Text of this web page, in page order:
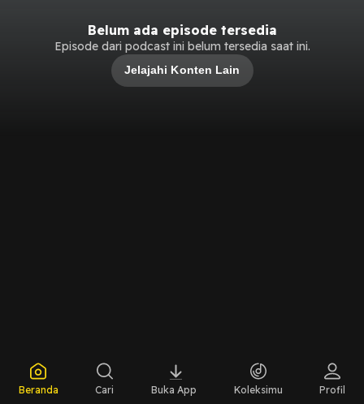
Belum ada episode tersedia
Episode dari podcast ini belum tersedia saat ini.
Jelajahi Konten Lain
Beranda Cari Buka App Koleksimu Profil